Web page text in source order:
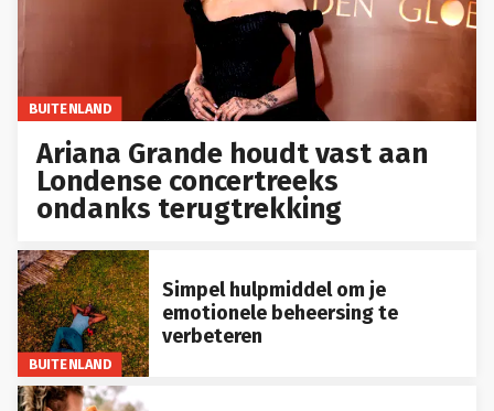
BUITENLAND
Ariana Grande houdt vast aan
Londense concertreeks
ondanks terugtrekking
BUITENLAND
Simpel hulpmiddel om je
emotionele beheersing te
verbeteren